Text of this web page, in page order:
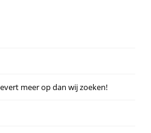
meer op dan wij zoeken!